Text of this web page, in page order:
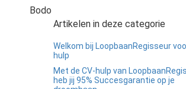
Bodo
Artikelen in deze categorie
Welkom bij LoopbaanRegisseur
hulp
Met de CV-hulp van
heb jij 95% Succesgarantie op je